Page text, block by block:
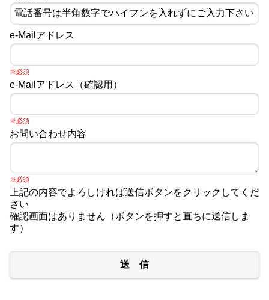
e-Mailアドレス
※必須
e-Mailアドレス（確認用）
※必須
お問い合わせ内容
※必須
上記の内容でよろしければ送信ボタンをクリックしてくだ
さい
確認画面はありません（ボタンを押すと直ちに送信しま
す）
送 信